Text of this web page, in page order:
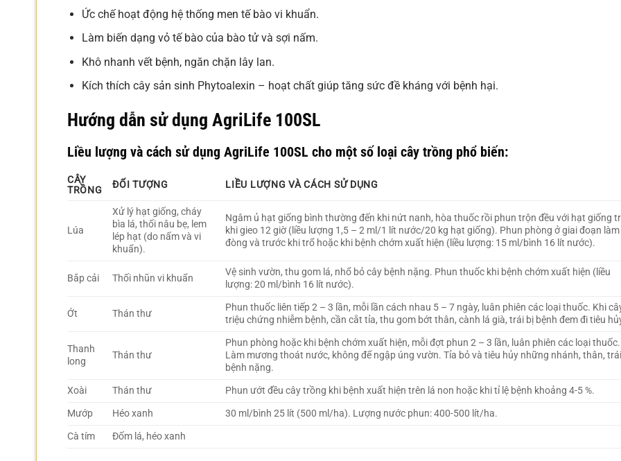
Ức chế hoạt động hệ thống men tế bào vi khuẩn.
Làm biến dạng vỏ tế bào của bào tử và sợi nấm.
Khô nhanh vết bệnh, ngăn chặn lây lan.
Kích thích cây sản sinh Phytoalexin – hoạt chất giúp tăng sức đề kháng với bệnh hại.
Hướng dẫn sử dụng AgriLife 100SL
Liều lượng và cách sử dụng AgriLife 100SL cho một số loại cây trồng phổ biến:
CÂY
TRỒNG
ĐỐI TƯỢNG LIỀU LƯỢNG VÀ CÁCH SỬ DỤNG
Lúa
Xử lý hạt giống, cháy
bìa lá, thối nâu bẹ, lem
lép hạt (do nấm và vi
khuẩn).
Ngâm ủ hạt giống bình thường đến khi nứt nanh, hòa thuốc rồi phun trộn đều với hạt giống
khi gieo 12 giờ (liều lượng 1,5 – 2 ml/1 lít nước/20 kg hạt giống). Phun phòng ở giai đoạn làm
đòng và trước khi trổ hoặc khi bệnh chớm xuất hiện (liều lượng: 15 ml/bình 16 lít nước).
Bắp cải Thối nhũn vi khuẩn
Vệ sinh vườn, thu gom lá, nhổ bỏ cây bệnh nặng. Phun thuốc khi bệnh chớm xuất hiện (liều
lượng: 20 ml/bình 16 lít nước).
Ớt Thán thư
Phun thuốc liên tiếp 2 – 3 lần, mỗi lần cách nhau 5 – 7 ngày, luân phiên các loại thuốc. Khi
triệu chứng nhiễm bệnh, cần cắt tỉa, thu gom bớt thân, cành lá già, trái bị bệnh đem đi tiêu
Thanh
long
Thán thư
Phun phòng hoặc khi bệnh chớm xuất hiện, mỗi đợt phun 2 – 3 lần, luân phiên các loại thuốc.
Làm mương thoát nước, không để ngập úng vườn. Tỉa bỏ và tiêu hủy những nhánh, thân, trái
bệnh nặng.
Xoài
Thán thư
Phun ướt đều cây trồng khi bệnh xuất hiện trên lá non hoặc khi tỉ lệ bệnh khoảng 4-5 %.
Mướp
Héo xanh
30 ml/bình 25 lít (500 ml/ha). Lượng nước phun: 400-500 lít/ha.
Cà tím
Đốm lá, héo xanh